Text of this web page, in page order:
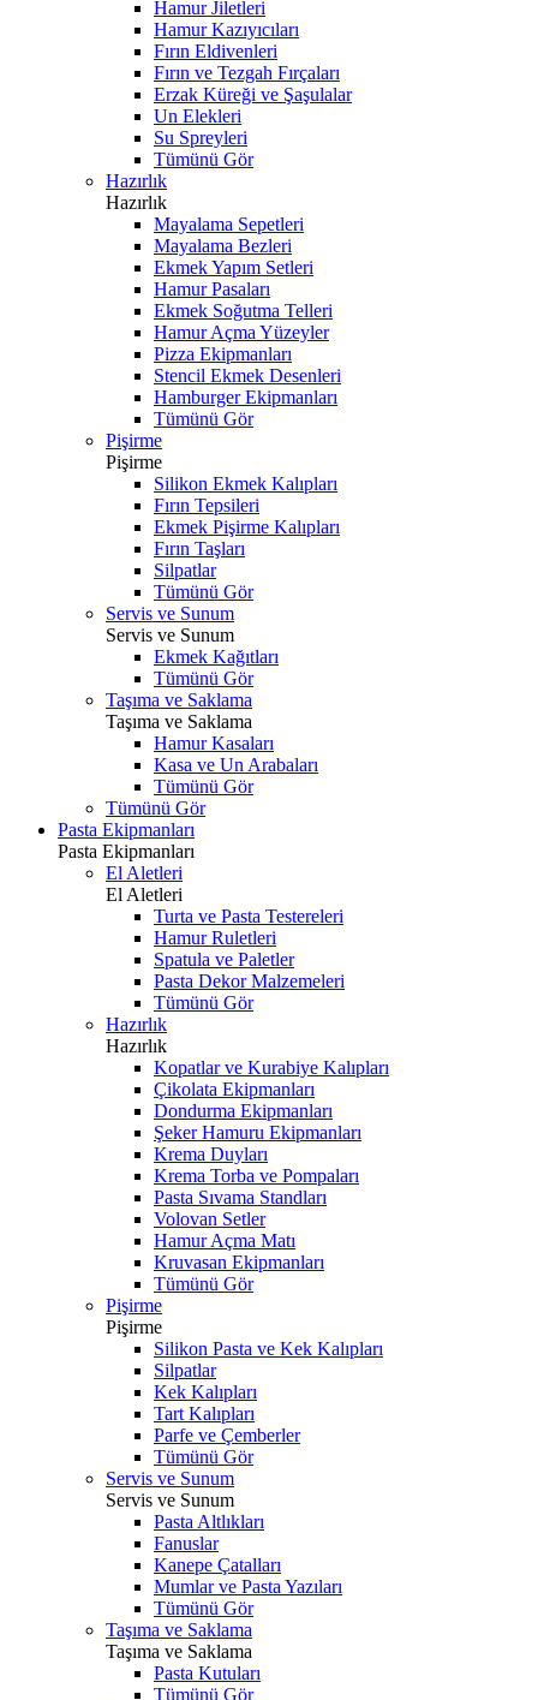
Hamur Jiletleri
Hamur Kazıyıcıları
Fırın Eldivenleri
Fırın ve Tezgah Fırçaları
Erzak Küreği ve Şaşulalar
Un Elekleri
Su Spreyleri
Tümünü Gör
Hazırlık
Hazırlık
Mayalama Sepetleri
Mayalama Bezleri
Ekmek Yapım Setleri
Hamur Pasaları
Ekmek Soğutma Telleri
Hamur Açma Yüzeyler
Pizza Ekipmanları
Stencil Ekmek Desenleri
Hamburger Ekipmanları
Tümünü Gör
Pişirme
Pişirme
Silikon Ekmek Kalıpları
Fırın Tepsileri
Ekmek Pişirme Kalıpları
Fırın Taşları
Silpatlar
Tümünü Gör
Servis ve Sunum
Servis ve Sunum
Ekmek Kağıtları
Tümünü Gör
Taşıma ve Saklama
Taşıma ve Saklama
Hamur Kasaları
Kasa ve Un Arabaları
Tümünü Gör
Tümünü Gör
Pasta Ekipmanları
Pasta Ekipmanları
El Aletleri
El Aletleri
Turta ve Pasta Testereleri
Hamur Ruletleri
Spatula ve Paletler
Pasta Dekor Malzemeleri
Tümünü Gör
Hazırlık
Hazırlık
Kopatlar ve Kurabiye Kalıpları
Çikolata Ekipmanları
Dondurma Ekipmanları
Şeker Hamuru Ekipmanları
Krema Duyları
Krema Torba ve Pompaları
Pasta Sıvama Standları
Volovan Setler
Hamur Açma Matı
Kruvasan Ekipmanları
Tümünü Gör
Pişirme
Pişirme
Silikon Pasta ve Kek Kalıpları
Silpatlar
Kek Kalıpları
Tart Kalıpları
Parfe ve Çemberler
Tümünü Gör
Servis ve Sunum
Servis ve Sunum
Pasta Altlıkları
Fanuslar
Kanepe Çatalları
Mumlar ve Pasta Yazıları
Tümünü Gör
Taşıma ve Saklama
Taşıma ve Saklama
Pasta Kutuları
Tümünü Gör